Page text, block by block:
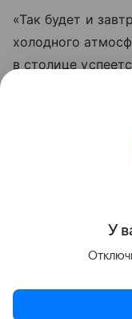
«Так будет и
холодного
в столице
По словам
у лета это будет
У